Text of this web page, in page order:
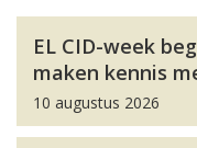
EL CID-week
maken kennis
10 augustus 2026